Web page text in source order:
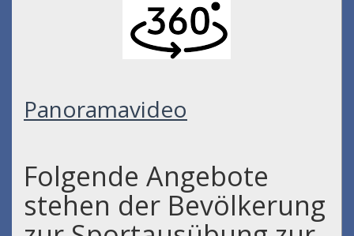
Panoramavideo
Folgende Angebote
stehen der Bevölkerung